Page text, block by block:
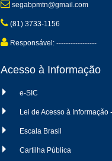
segabpmtn@gmail.com
(81) 3733-1156
Responsável: -----------------
Acesso à Informação
e-SIC
Lei de Acesso à Informação
Escala Brasil
Cartilha Pública